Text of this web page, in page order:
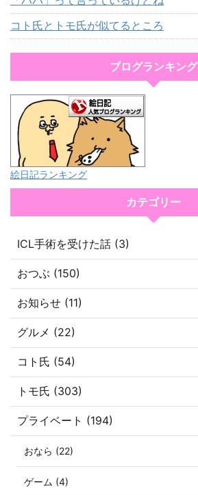
コト氏とトモ氏が似てるところ
ブログランキング
絵日記ランキング
カテゴリー
ICL手術を受けた話 (3)
おつぶ (150)
お知らせ (11)
グルメ (22)
コト氏 (54)
トモ氏 (303)
プライベート (194)
おなら (22)
ゲーム (4)